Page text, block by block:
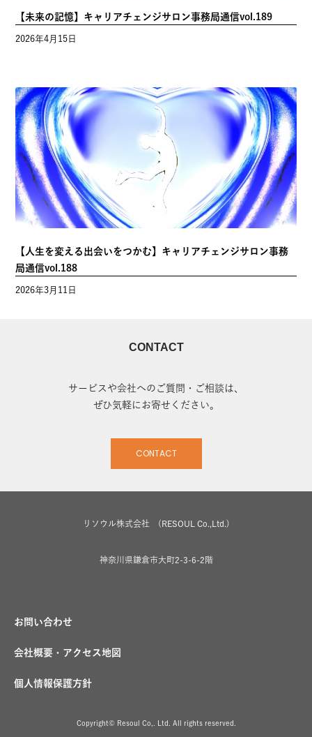
【未来の記憶】キャリアチェンジサロン事務局通信vol.189
2026年4月15日
【人生を変える出会いをつかむ】キャリアチェンジサロン事務
局通信vol.188
2026年3月11日
CONTACT
サービスや会社へのご質問・ご相談は、
ぜひ気軽にお寄せください。
CONTACT
リソウル株式会社 (RESOUL Co.,Ltd.)
神奈川県鎌倉市大町2-3-6-2階
お問い合わせ
会社概要・アクセス地図
個人情報保護方針
Copyright© Resoul Co,. Ltd. All rights reserved.